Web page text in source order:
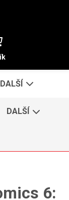
DALŠÍ
DALŠÍ
6: